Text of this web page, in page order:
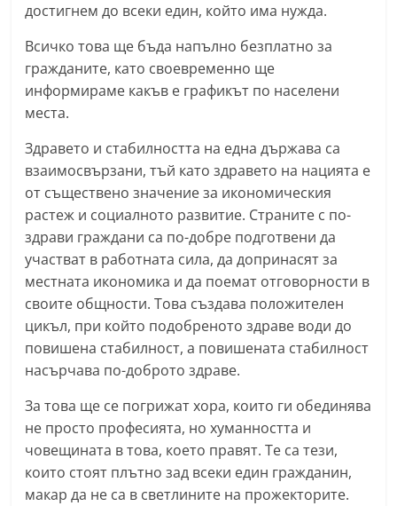
достигнем до всеки един, който има нужда.
Всичко това ще бъда напълно безплатно за
гражданите, като своевременно ще
информираме какъв е графикът по населени
места.
Здравето и стабилността на една държава са
взаимосвързани, тъй като здравето на нацията е
от съществено значение за икономическия
растеж и социалното развитие. Страните с по-
здрави граждани са по-добре подготвени да
участват в работната сила, да допринасят за
местната икономика и да поемат отговорности в
своите общности. Това създава положителен
цикъл, при който подобреното здраве води до
повишена стабилност, а повишената стабилност
насърчава по-доброто здраве.
За това ще се погрижат хора, които ги обединява
не просто професията, но хуманността и
човещината в това, което правят. Те са тези,
които стоят плътно зад всеки един гражданин,
макар да не са в светлините на прожекторите.